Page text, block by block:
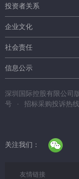
投资者关系
企业文化
社会责任
信息公示
深圳国际控股有限公司
号
· 招标采购投诉热
关注我们：
友情链接